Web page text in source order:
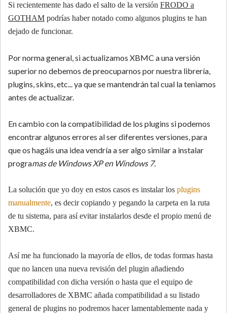
Si recientemente has dado el salto de la versión FRODO a
GOTHAM podrías haber notado como algunos plugins te han
dejado de funcionar.
Por norma general, si actualizamos XBMC a una versión
superior no debemos de preocuparnos por nuestra librería,
plugins, skins, etc... ya que se mantendrán tal cual la teniamos
antes de actualizar.
En cambio con la compatibilidad de los plugins si podemos
encontrar algunos errores al ser diferentes versiones, para
que os hagáis una idea vendría a ser algo similar a instalar
programas de Windows XP en Windows 7.
La solución que yo doy en estos casos es instalar los plugins
manualmente, es decir copiando y pegando la carpeta en la ruta
de tu sistema, para así evitar instalarlos desde el propio menú de
XBMC.
Así me ha funcionado la mayoría de ellos, de todas formas hasta
que no lancen una nueva revisión del plugin añadiendo
compatibilidad con dicha versión o hasta que el equipo de
desarrolladores de XBMC añada compatibilidad a su listado
general de plugins no podremos hacer lamentablemente nada y